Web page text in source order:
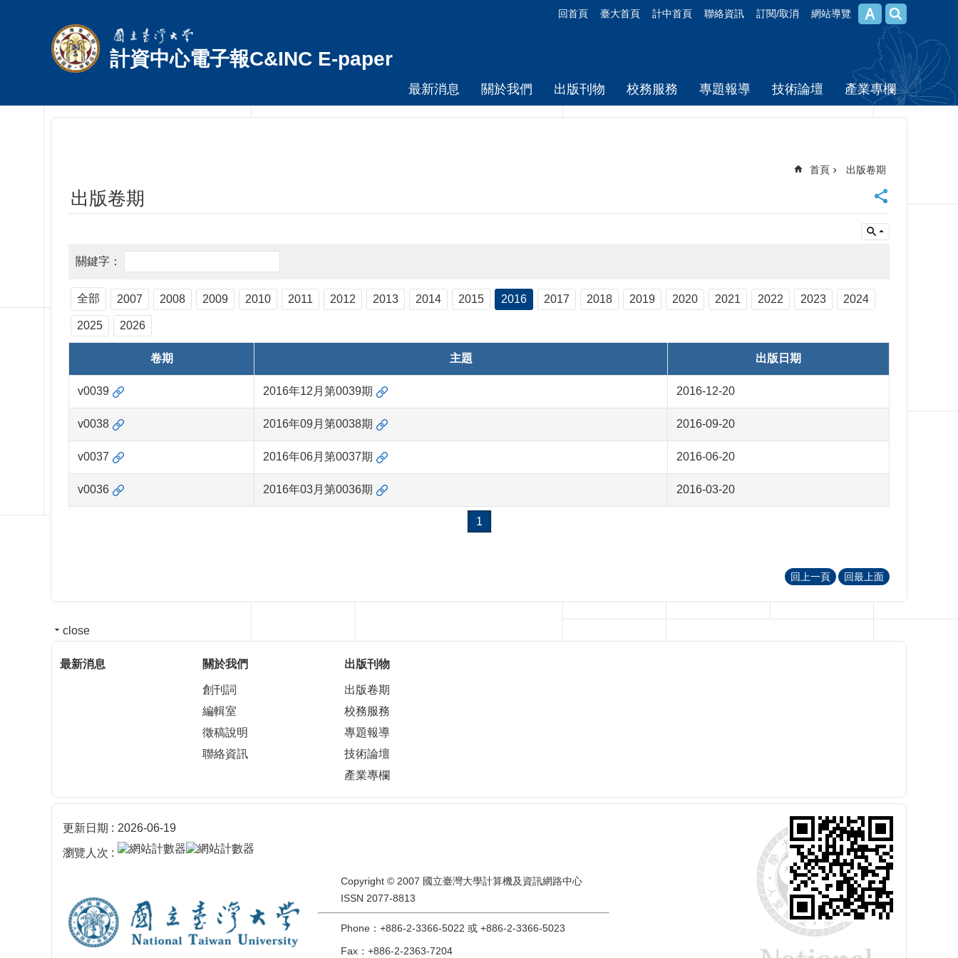
回首頁 臺大首頁 計中首頁 聯絡資訊 訂閱/取消 網站導覽
計資中心電子報C&INC E-paper
最新消息 關於我們 出版刊物 校務服務 專題報導 技術論壇 產業專欄
首頁 出版卷期
出版卷期
全部 2007 2008 2009 2010 2011 2012 2013 2014 2015 2016 2017 2018 2019 2020 2021 2022 2023 2024
2025 2026
卷期 主題 出版日期
v0039 2016年12月第0039期 2016-12-20
v0038 2016年09月第0038期 2016-09-20
v0037 2016年06月第0037期 2016-06-20
v0036 2016年03月第0036期 2016-03-20
1
回上一頁 回最上面
close
最新消息 關於我們
創刊詞
編輯室
徵稿說明
聯絡資訊
出版刊物
出版卷期
校務服務
專題報導
技術論壇
產業專欄
更新日期 2026-06-19
瀏覽人次
Copyright © 2007 國立臺灣大學計算機及資訊網路中心
ISSN 2077-8813
Phone：+886-2-3366-5022 或 +886-2-3366-5023
Fax：+886-2-2363-7204